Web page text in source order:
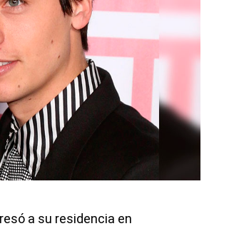
a su residencia en